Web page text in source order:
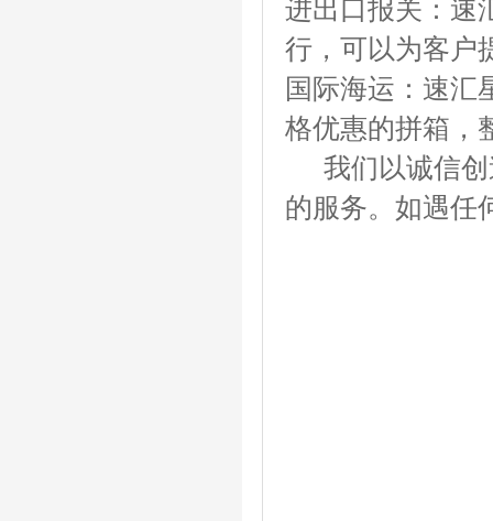
进出口报关：速
行，可以为客户
国际海运：速汇
格优惠的拼箱，
我们以诚信创
的服务。如遇任